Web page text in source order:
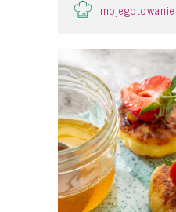
mojegotowanie